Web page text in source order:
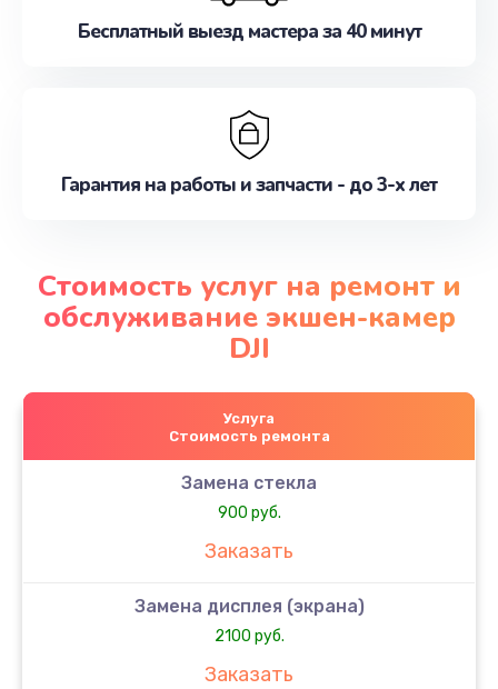
Бесплатный выезд мастера за 40 минут
Гарантия на работы и запчасти - до 3-х лет
Стоимость услуг на ремонт и
обслуживание экшен-камер
DJI
Услуга
Стоимость ремонта
Замена стекла
900 руб.
Заказать
Замена дисплея (экрана)
2100 руб.
Заказать